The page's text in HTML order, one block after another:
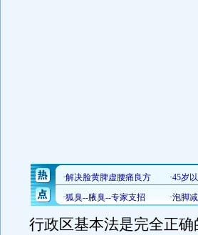
行政区基本法是完全正